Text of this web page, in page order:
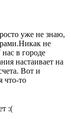
уже не знаю,
не
нас в городе
настаивает на
Вот и
что-то
:(